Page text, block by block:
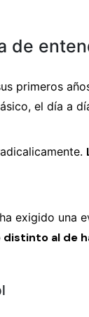
de
primeros
el día a
exigido una
al de